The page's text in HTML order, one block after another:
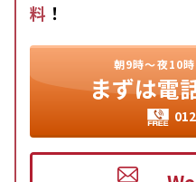
料 ！
朝9時〜夜10時
まずは電